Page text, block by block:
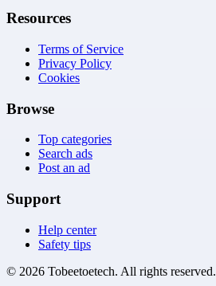
Resources
Terms of Service
Privacy Policy
Cookies
Browse
Top categories
Search ads
Post an ad
Support
Help center
Safety tips
© 2026 Tobeetoetech. All rights reserved.